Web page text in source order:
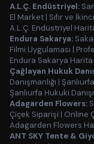
A.L.Ç. Endüstriyel:
El Market | Sıfır ve
A.L.Ç. Endüstriyel
Endura Sakarya:
Filmi Uygulaması |
Endura Sakarya Harita
Çağlayan Hukuk
Danışmanlığı |
Şanlıurfa Hukuki
Adagarden Flowers:
Çiçek Siparişi | Online
Adagarden Flowers
ANT SKY Tente &